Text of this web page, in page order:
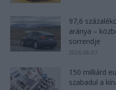
97,6
aránya –
sorrendje
2026-08-07
150 milliárd
szabadul a